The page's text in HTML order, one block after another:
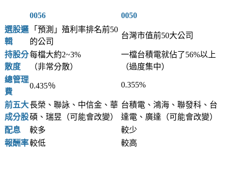
0056
0050
選股邏
輯
「預測」殖利率排名前50
的公司
台灣市值前50大公司
持股分
散度
每檔大約2~3%
（非常分散）
一檔台積電就佔了56%以上
（過度集中）
總管理
費
0.435％ 0.355%
前五大
成分股
長榮、聯詠、中信金、華
碩、瑞昱（可能會改變）
台積電、鴻海、聯發科、台
達電、廣達（可能會改變）
配息
較多
較少
報酬率較低 較高